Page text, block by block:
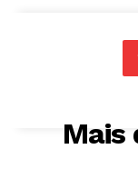
Mais